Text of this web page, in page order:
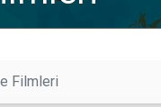
Filmleri